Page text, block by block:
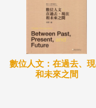
數位人文：在過去、
和未來之間